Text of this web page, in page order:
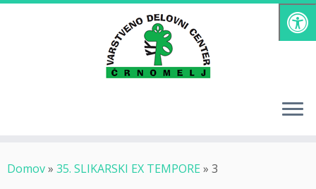
Skoči
Domov» 35. SLIKARSKI EX TEMPORE» 3